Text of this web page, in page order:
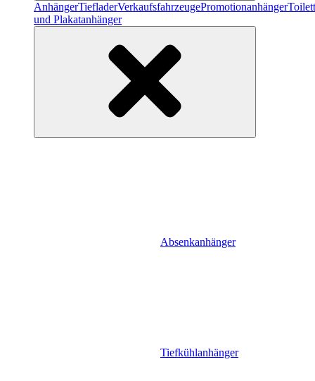
AnhängerTiefladerVerkaufsfahrzeugePromotionanhänger
und Plakatanhänger
Absenkanhänger
Tiefkühlanhänger